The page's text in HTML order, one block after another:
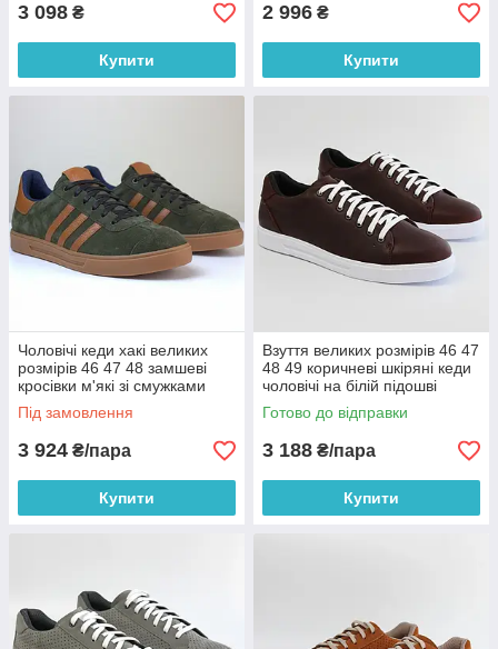
3 098 ₴
Купити
2 996 ₴
Купити
Чоловічі кеди хакі великих
розмірів 46 47 48 замшеві
кросівки м'які зі смужками
демісезоне взуття Caselle
Khaki Vel TPR BS
Під замовлення
3 924 ₴/пара
Купити
Взуття великих розмірів 46 47
48 49 коричневі шкіряні кеди
чоловічі на білій підошві
Rosso Avangard Konvaro
Brown It BS
Готово до відправки
3 188 ₴/пара
Купити